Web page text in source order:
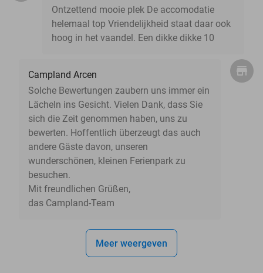
Ontzettend mooie plek De accomodatie
helemaal top Vriendelijkheid staat daar ook
hoog in het vaandel. Een dikke dikke 10
Campland Arcen
Solche Bewertungen zaubern uns immer ein
Lächeln ins Gesicht. Vielen Dank, dass Sie
sich die Zeit genommen haben, uns zu
bewerten. Hoffentlich überzeugt das auch
andere Gäste davon, unseren
wunderschönen, kleinen Ferienpark zu
besuchen.
Mit freundlichen Grüßen,
das Campland-Team
Meer weergeven